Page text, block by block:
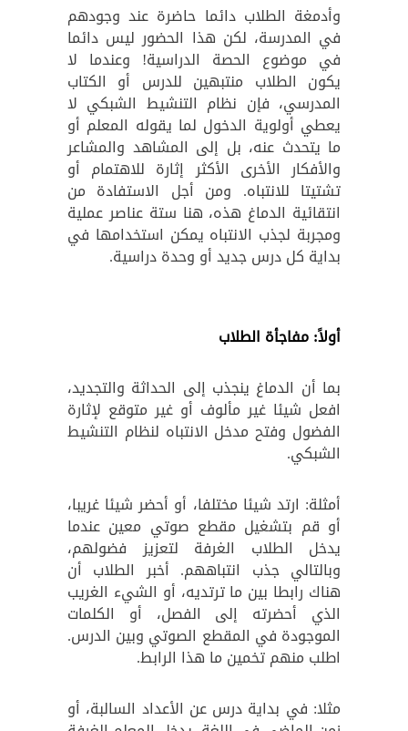
وأدمغة الطلاب دائما حاضرة عند وجودهم
في المدرسة، لكن هذا الحضور ليس دائما
في موضوع الحصة الدراسية! وعندما لا
يكون الطلاب منتبهين للدرس أو الكتاب
المدرسي، فإن نظام التنشيط الشبكي لا
يعطي أولوية الدخول لما يقوله المعلم أو
ما يتحدث عنه، بل إلى المشاهد والمشاعر
والأفكار الأخرى الأكثر إثارة للاهتمام أو
تشتيتا للانتباه. ومن أجل الاستفادة من
انتقائية الدماغ هذه، هنا ستة عناصر عملية
ومجربة لجذب الانتباه يمكن استخدامها في
بداية كل درس جديد أو وحدة دراسية.
أولاً: مفاجأة الطلاب
بما أن الدماغ ينجذب إلى الحداثة والتجديد،
افعل شيئا غير مألوف أو غير متوقع لإثارة
الفضول وفتح مدخل الانتباه لنظام التنشيط
الشبكي.
أمثلة: ارتد شيئا مختلفا، أو أحضر شيئا غريبا،
أو قم بتشغيل مقطع صوتي معين عندما
يدخل الطلاب الغرفة لتعزيز فضولهم،
وبالتالي جذب انتباههم. أخبر الطلاب أن
هناك رابطا بين ما ترتديه، أو الشيء الغريب
الذي أحضرته إلى الفصل، أو الكلمات
الموجودة في المقطع الصوتي وبين الدرس.
اطلب منهم تخمين ما هذا الرابط.
مثلا: في بداية درس عن الأعداد السالبة، أو